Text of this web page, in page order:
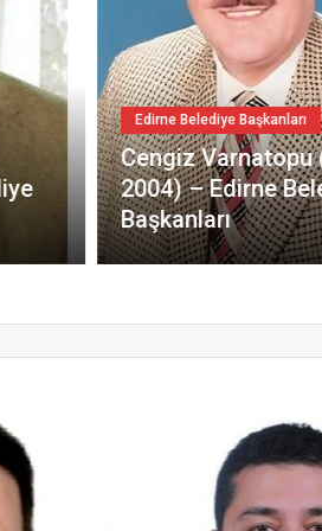
Edirne Belediye Başkanları
Cengiz Varnatopu
2004) – Edirne
Başkanları